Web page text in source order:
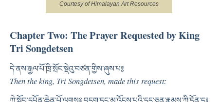
Courtesy of Himalayan Art Resources
Chapter Two: The Prayer Requested by King
Tri Songdetsen
དེ་ནས་རྒྱལ་པོ་ཁྲི་སྲོང་སྡེའུ་བཙན་གྱིས་ཞུས་པ༔
Then the king, Tri Songdetsen, made this request: